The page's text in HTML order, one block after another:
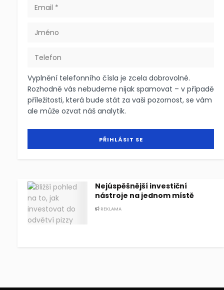
Vyplnění telefonního čísla je zcela dobrovolné.
Rozhodně vás nebudeme nijak spamovat – v případě
příležitosti, která bude stát za vaši pozornost, se vám
ale může ozvat náš analytik.
Nejúspěšnější investiční
nástroje na jednom místě
REKLAMA